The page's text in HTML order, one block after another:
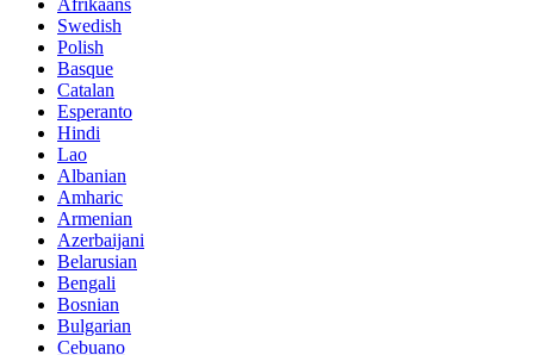
Swedish
Polish
Basque
Catalan
Esperanto
Hindi
Lao
Albanian
Amharic
Armenian
Azerbaijani
Belarusian
Bengali
Bosnian
Bulgarian
Cebuano